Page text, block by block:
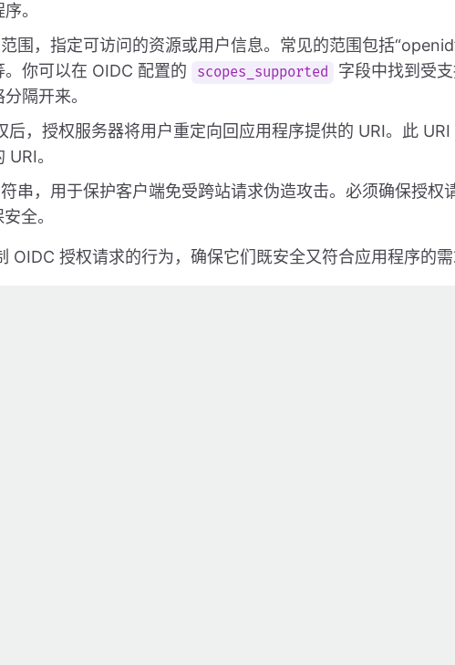
。
围，指定可访问的资源或用户信息。常见的范围包括
。你可以在 OIDC 配置的
scopes_supported
字段中找到受
隔开来。
后，授权服务器将用户重定向回应用程序提供的 URI。此
。
串，用于保护客户端免受跨站请求伪造攻击。必须确保授权
全。
OIDC 授权请求的行为，确保它们既安全又符合应用程序的需